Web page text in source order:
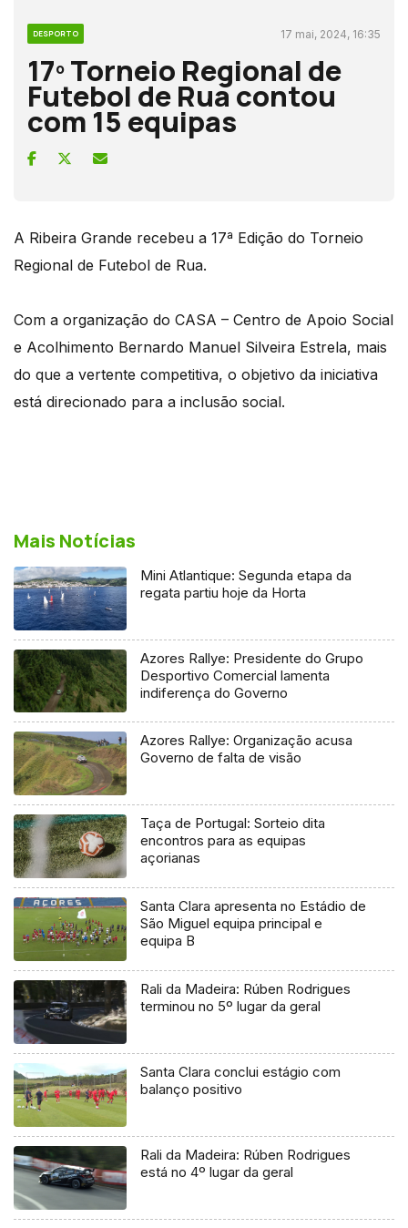
DESPORTO 17 mai, 2024, 16:35
17º Torneio Regional de
Futebol de Rua contou
com 15 equipas
A Ribeira Grande recebeu a 17ª Edição do Torneio
Regional de Futebol de Rua.
Com a organização do CASA – Centro de Apoio Social
e Acolhimento Bernardo Manuel Silveira Estrela, mais
do que a vertente competitiva, o objetivo da iniciativa
está direcionado para a inclusão social.
Mais Notícias
Mini Atlantique: Segunda etapa da
regata partiu hoje da Horta
Azores Rallye: Presidente do Grupo
Desportivo Comercial lamenta
indiferença do Governo
Azores Rallye: Organização acusa
Governo de falta de visão
Taça de Portugal: Sorteio dita
encontros para as equipas
açorianas
Santa Clara apresenta no Estádio de
São Miguel equipa principal e
equipa B
Rali da Madeira: Rúben Rodrigues
terminou no 5º lugar da geral
Santa Clara conclui estágio com
balanço positivo
Rali da Madeira: Rúben Rodrigues
está no 4º lugar da geral